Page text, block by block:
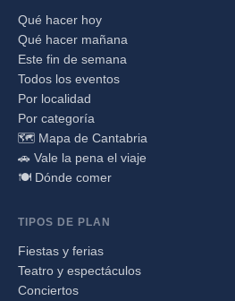
Qué hacer hoy
Qué hacer mañana
Este fin de semana
Todos los eventos
Por localidad
Por categoría
🗺️ Mapa de Cantabria
🚗 Vale la pena el viaje
🍽️ Dónde comer
TIPOS DE PLAN
Fiestas y ferias
Teatro y espectáculos
Conciertos